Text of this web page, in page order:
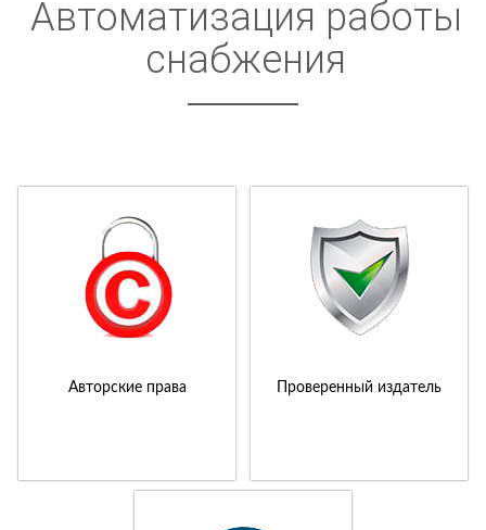
Автоматизация работы
снабжения
Авторские права Проверенный издатель